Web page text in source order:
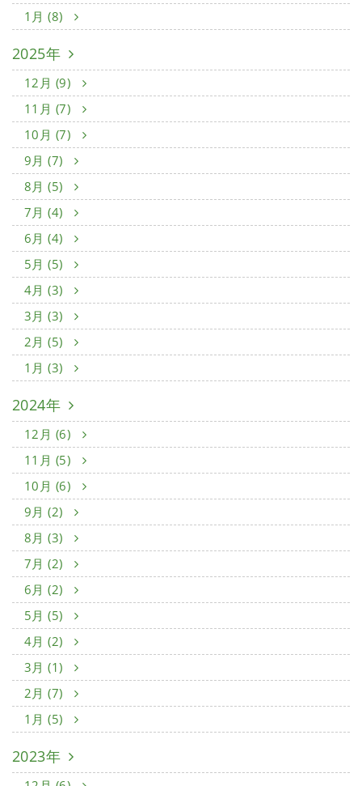
1月 (8)
2025年
12月 (9)
11月 (7)
10月 (7)
9月 (7)
8月 (5)
7月 (4)
6月 (4)
5月 (5)
4月 (3)
3月 (3)
2月 (5)
1月 (3)
2024年
12月 (6)
11月 (5)
10月 (6)
9月 (2)
8月 (3)
7月 (2)
6月 (2)
5月 (5)
4月 (2)
3月 (1)
2月 (7)
1月 (5)
2023年